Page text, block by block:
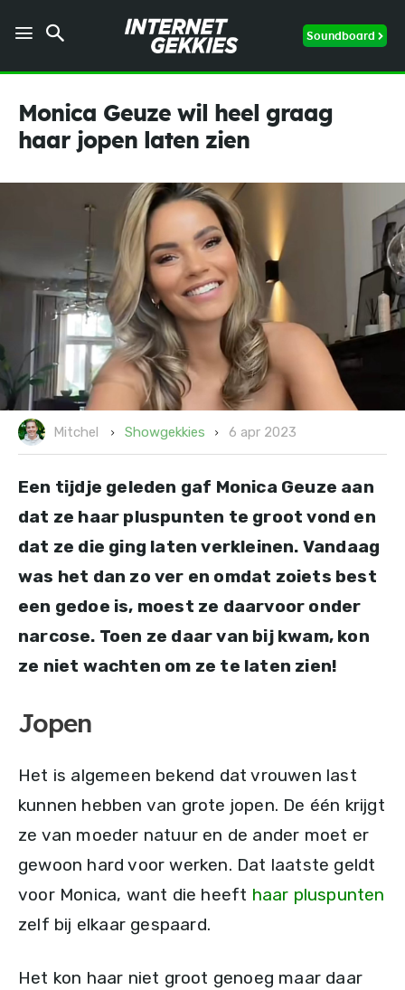
Soundboard
Monica Geuze wil heel graag
haar jopen laten zien
Mitchel Showgekkies 6 apr 2023
Een tijdje geleden gaf Monica Geuze aan
dat ze haar pluspunten te groot vond en
dat ze die ging laten verkleinen. Vandaag
was het dan zo ver en omdat zoiets best
een gedoe is, moest ze daarvoor onder
narcose. Toen ze daar van bij kwam, kon
ze niet wachten om ze te laten zien!
Jopen
Het is algemeen bekend dat vrouwen last
kunnen hebben van grote jopen. De één krijgt
ze van moeder natuur en de ander moet er
gewoon hard voor werken. Dat laatste geldt
voor Monica, want die heeft haar pluspunten
zelf bij elkaar gespaard.
Het kon haar niet groot genoeg maar daar